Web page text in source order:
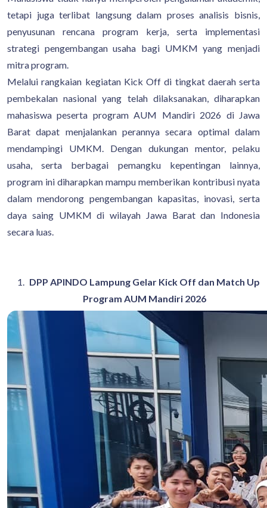
tetapi juga terlibat langsung dalam proses analisis bisnis,
penyusunan rencana program kerja, serta implementasi
strategi pengembangan usaha bagi UMKM yang menjadi
mitra program.
Melalui rangkaian kegiatan Kick Off di tingkat daerah serta
pembekalan nasional yang telah dilaksanakan, diharapkan
mahasiswa peserta program AUM Mandiri 2026 di Jawa
Barat dapat menjalankan perannya secara optimal dalam
mendampingi UMKM. Dengan dukungan mentor, pelaku
usaha, serta berbagai pemangku kepentingan lainnya,
program ini diharapkan mampu memberikan kontribusi nyata
dalam mendorong pengembangan kapasitas, inovasi, serta
daya saing UMKM di wilayah Jawa Barat dan Indonesia
secara luas.
DPP APINDO Lampung Gelar Kick Off dan Match Up
Program AUM Mandiri 2026